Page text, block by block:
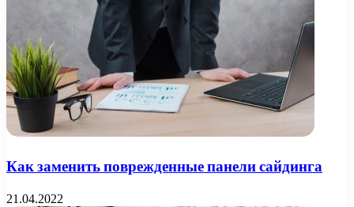
Как заменить поврежденные панели сайдинга
21.04.2022